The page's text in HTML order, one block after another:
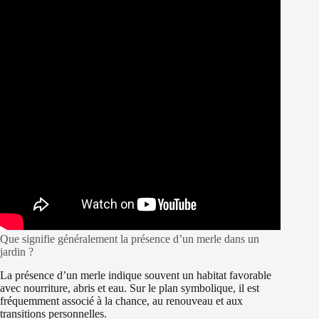
Que signifie généralement la présence d’un merle dans un
jardin ?
La présence d’un merle indique souvent un habitat favorable
avec nourriture, abris et eau. Sur le plan symbolique, il est
fréquemment associé à la chance, au renouveau et aux
transitions personnelles.